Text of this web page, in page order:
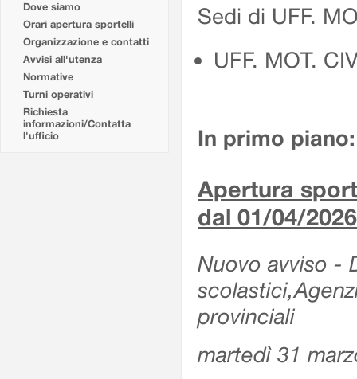
Dove siamo
Orari apertura sportelli
Organizzazione e contatti
Avvisi all'utenza
Normative
Turni operativi
Richiesta
informazioni/Contatta
l'ufficio
Sedi di UFF.
UFF. MOT.
In primo piano:
Apertura
dal 01/04/2026
Nuovo avviso -
provinciali
martedì 31